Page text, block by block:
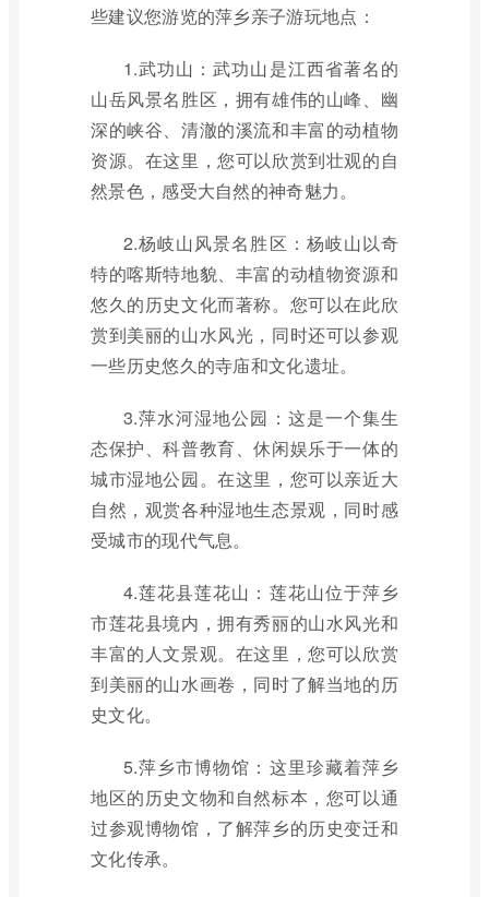
些建议您游览的萍乡亲子游玩地点：
1.武功山：武功山是江西省著名的
山岳风景名胜区，拥有雄伟的山峰、幽
深的峡谷、清澈的溪流和丰富的动植物
资源。在这里，您可以欣赏到壮观的自
然景色，感受大自然的神奇魅力。
2.杨岐山风景名胜区：杨岐山以奇
特的喀斯特地貌、丰富的动植物资源和
悠久的历史文化而著称。您可以在此欣
赏到美丽的山水风光，同时还可以参观
一些历史悠久的寺庙和文化遗址。
3.萍水河湿地公园：这是一个集生
态保护、科普教育、休闲娱乐于一体的
城市湿地公园。在这里，您可以亲近大
自然，观赏各种湿地生态景观，同时感
受城市的现代气息。
4.莲花县莲花山：莲花山位于萍乡
市莲花县境内，拥有秀丽的山水风光和
丰富的人文景观。在这里，您可以欣赏
到美丽的山水画卷，同时了解当地的历
史文化。
5.萍乡市博物馆：这里珍藏着萍乡
地区的历史文物和自然标本，您可以通
过参观博物馆，了解萍乡的历史变迁和
文化传承。